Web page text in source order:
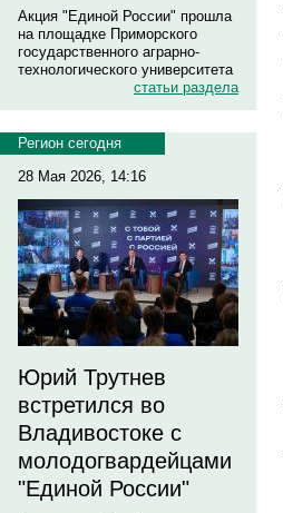
Акция "Единой России" прошла
на площадке Приморского
государственного аграрно-
технологического университета
статьи раздела
Регион сегодня
28 Мая 2026, 14:16
Юрий Трутнев
встретился во
Владивостоке с
молодогвардейцами
"Единой России"